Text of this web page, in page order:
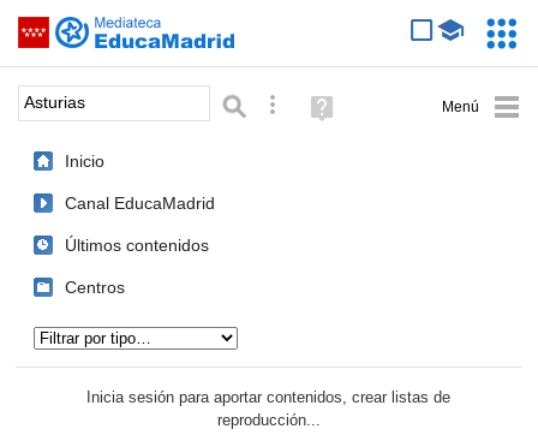
Saltar navegación
Palabra o frase: Búsqueda avanzada
Ayuda
(en
Inicio
Canal EducaMadrid
Últimos contenidos
Centros
Inicia sesión para aportar contenidos, crear listas de
reproducción...